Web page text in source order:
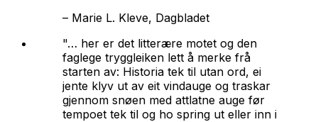
– Marie L. Kleve, Dagbladet
"… her er det litterære motet og den
faglege tryggleiken lett å merke frå
starten av: Historia tek til utan ord, ei
jente klyv ut av eit vindauge og traskar
gjennom snøen med attlatne auge før
tempoet tek til og ho spring ut eller inn i